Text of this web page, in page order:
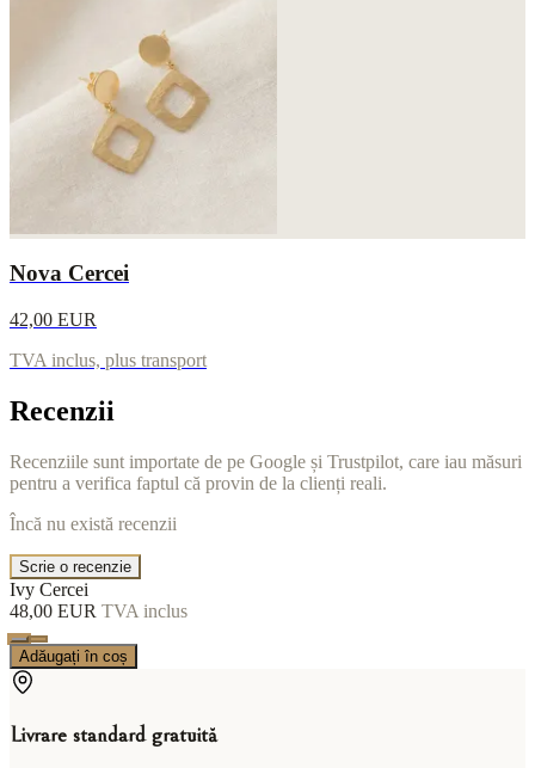
Nova Cercei
42,00 EUR
TVA inclus, plus transport
Recenzii
Recenziile sunt importate de pe Google și Trustpilot, care iau măsuri
pentru a verifica faptul că provin de la clienți reali.
Încă nu există recenzii
Scrie o recenzie
Ivy Cercei
48,00 EUR TVA inclus
Adăugați în coș
Livrare standard gratuită